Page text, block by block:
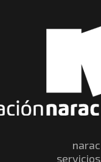
narac
servicios